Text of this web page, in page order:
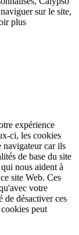
sur le site,
plus
expérience
ci, les cookies
navigateur car ils
de base du site
nous aident à
site Web. Ces
votre
de désactiver ces
peut